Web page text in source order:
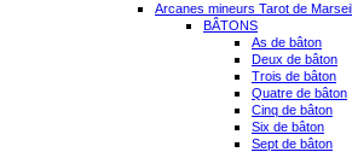
Arcanes mineurs Tarot de
BÂTONS
As de bâton
Deux de bâton
Trois de bâton
Quatre de bâton
Cinq de bâton
Six de bâton
Sept de bâton